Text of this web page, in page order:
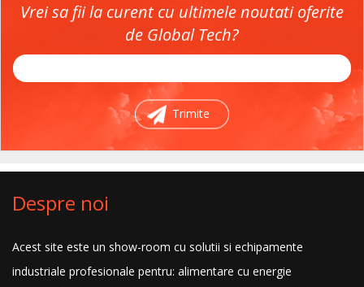
Vrei sa fii la curent cu ultimele noutati oferite
de Global Tech?
Trimite
Despre noi
Acest site este un show-room cu solutii si echipamente
industriale profesionale pentru: alimentare cu energie